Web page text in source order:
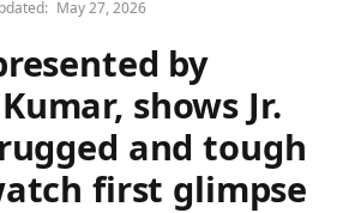
May 27, 2026
by
shows Jr.
and tough
first glimpse